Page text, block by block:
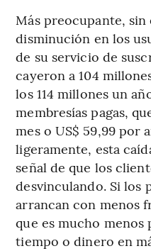
Más preocupante,
disminución en los
de su servicio de
cayeron a 104
los 114 millones un
membresías pagas,
mes o US$ 59,99 por
ligeramente, esta
señal de que los
desvinculando. Si los
arrancan con menos
que es mucho menos
tiempo o dinero en